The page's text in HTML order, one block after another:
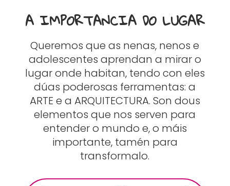
A IMPORTANCIA DO LUGAR
Queremos que as nenas, nenos e
adolescentes aprendan a mirar o
lugar onde habitan, tendo con eles
dúas poderosas ferramentas: a
ARTE e a ARQUITECTURA. Son dous
elementos que nos serven para
entender o mundo e, o máis
importante, tamén para
transformalo.